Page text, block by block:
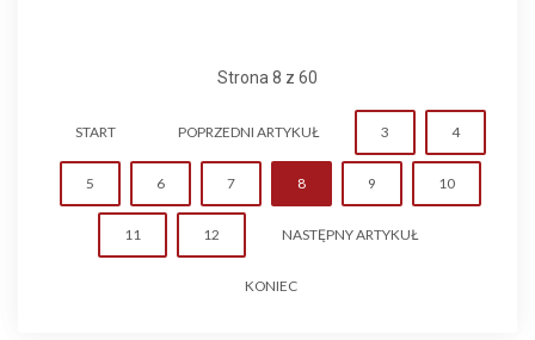
Strona 8 z 60
START POPRZEDNI ARTYKUŁ 3 4
5 6 7 8 9 10
11 12 NASTĘPNY ARTYKUŁ
KONIEC